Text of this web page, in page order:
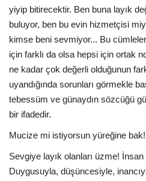
yiyip bitirecektir. Ben buna layık
buluyor, ben bu evin hizmetçisi
kimse beni sevmiyor... Bu
için farklı da olsa hepsi için ortak
ne kadar çok değerli olduğunun
uyandığında sorunları görmekle
tebessüm ve günaydın sözcüğü
bir ifadedir.
Mucize mi istiyorsun yüreğine bak!
Sevgiye layık olanları üzme!
Duygusuyla, düşüncesiyle,